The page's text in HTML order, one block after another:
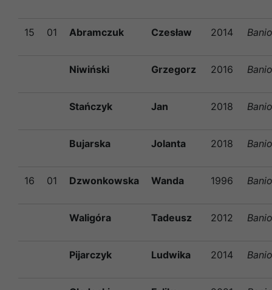
15 01 Abramczuk Czesław 2014
Niwiński Grzegorz 2016
Stańczyk Jan 2018
Bujarska Jolanta 2018
16 01 Dzwonkowska Wanda 1996
Waligóra Tadeusz 2012
Pijarczyk Ludwika 2014